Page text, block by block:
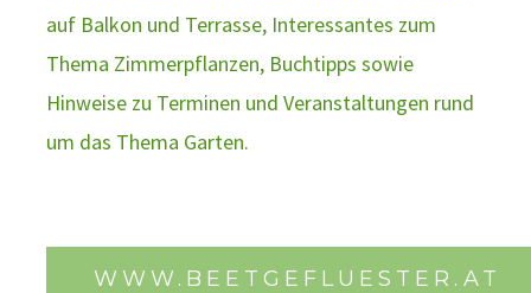
auf Balkon und Terrasse, Interessantes zum
Thema Zimmerpflanzen, Buchtipps sowie
Hinweise zu Terminen und Veranstaltungen rund
um das Thema Garten.
WWW.BEETGEFLUESTER.AT